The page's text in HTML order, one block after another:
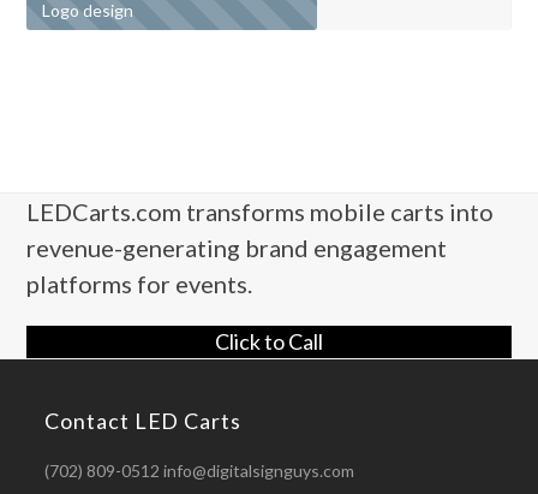
Logo design
LEDCarts.com transforms mobile carts into
revenue-generating brand engagement
platforms for events.
Click to Call
Contact LED Carts
(702) 809-0512 info@digitalsignguys.com